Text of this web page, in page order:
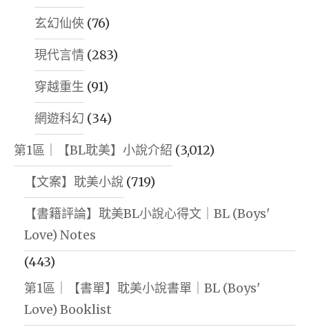
玄幻仙俠 (76)
現代言情 (283)
穿越重生 (91)
網遊科幻 (34)
第1區｜【BL耽美】小說介紹 (3,012)
【文案】耽美小說 (719)
【書籍評論】耽美BL小說心得文｜BL (Boys'
Love) Notes
(443)
第1區｜【書單】耽美小說書單｜BL (Boys'
Love) Booklist